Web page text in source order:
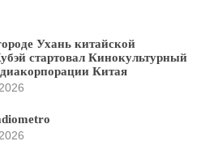
Ухань китайской
стартовал Кинокультурный
Китая